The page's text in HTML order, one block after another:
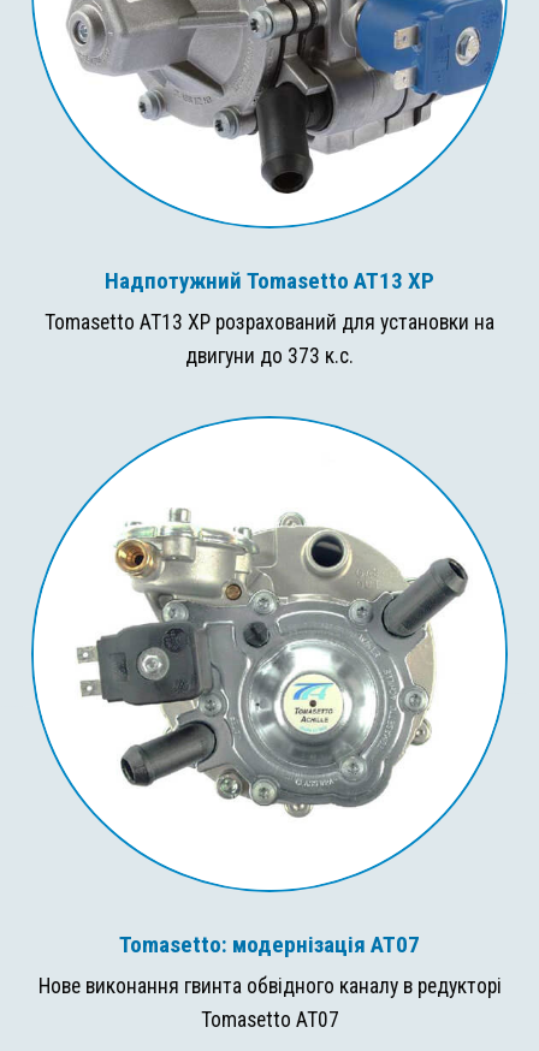
Надпотужний Tomasetto AT13 XP
Tomasetto AT13 XP розрахований для установки на
двигуни до 373 к.с.
Tomasetto: модернізація AT07
Нове виконання гвинта обвідного каналу в редукторі
Tomasetto AT07